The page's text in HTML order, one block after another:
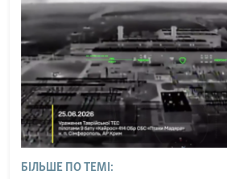
БІЛЬШЕ ПО ТЕМІ: